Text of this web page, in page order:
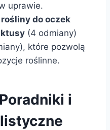
uprawie.
rośliny do oczek
(4 odmiany)
które pozwolą
roślinne.
i